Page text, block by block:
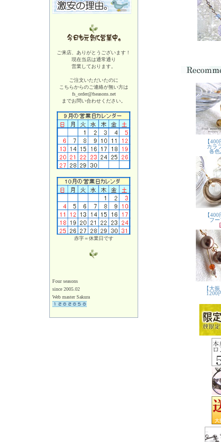
ご来店、ありがとうございます！
現在当店は通常通り
営業しております。
ご注文いただいたのに
こちらからのご連絡が無い方は
fs_order@fseasons.net
までお問い合わせください。
赤字＝休業日です
Four seasons
since 2005.02
Web master Sakura